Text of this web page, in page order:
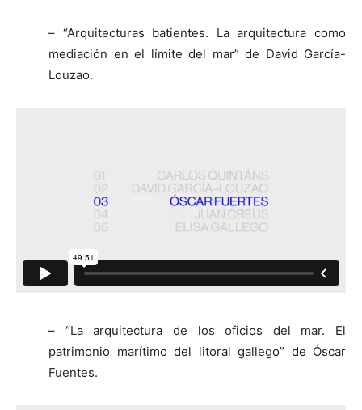
– “Arquitecturas batientes. La arquitectura como
mediación en el límite del mar” de David García-
Louzao.
– “La arquitectura de los oficios del mar. El
patrimonio marítimo del litoral gallego” de Óscar
Fuentes.